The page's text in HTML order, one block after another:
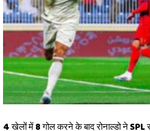
4 खेलों में 8 गोल करने के बाद रोनाल्डो ने SPL